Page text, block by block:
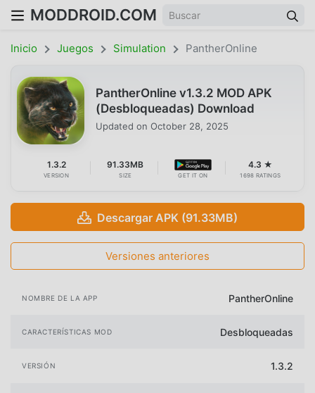
MODDROID.COM
Inicio Juegos Simulation PantherOnline
PantherOnline v1.3.2 MOD APK
(Desbloqueadas) Download
Updated on October 28, 2025
1.3.2
VERSION
91.33MB
SIZE GET IT ON
4.3 ★
1698 RATINGS
Descargar APK (91.33MB)
Versiones anteriores
NOMBRE DE LA APP PantherOnline
CARACTERÍSTICAS MOD Desbloqueadas
VERSIÓN 1.3.2